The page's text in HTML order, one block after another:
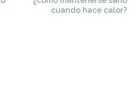
cuando hace calor?